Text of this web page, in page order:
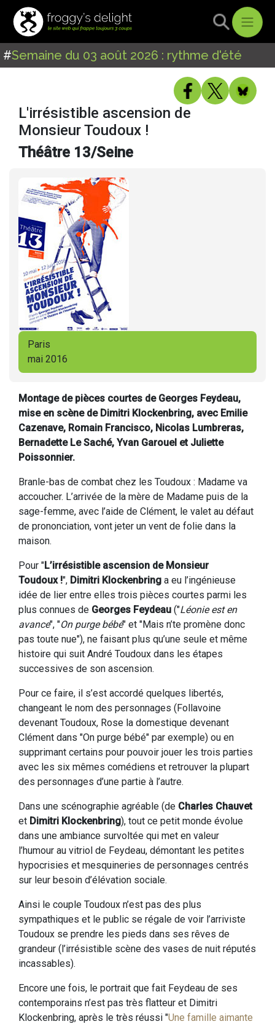
#Semaine du 03 août 2026 : rythme d'été
L'irrésistible ascension de
Monsieur Toudoux !
Théâtre 13/Seine
Paris
mai 2016
Montage de pièces courtes de Georges Feydeau,
mise en scène de Dimitri Klockenbring, avec Emilie
Cazenave, Romain Francisco, Nicolas Lumbreras,
Bernadette Le Saché, Yvan Garouel et Juliette
Poissonnier.
Branle-bas de combat chez les Toudoux : Madame va
accoucher. L’arrivée de la mère de Madame puis de la
sage-femme, avec l’aide de Clément, le valet au défaut
de prononciation, vont jeter un vent de folie dans la
maison.
Pour "L’irrésistible ascension de Monsieur
Toudoux !", Dimitri Klockenbring a eu l’ingénieuse
idée de lier entre elles trois pièces courtes parmi les
plus connues de Georges Feydeau ("Léonie est en
avance", "On purge bébé" et "Mais n’te promène donc
pas toute nue"), ne faisant plus qu’une seule et même
histoire qui suit André Toudoux dans les étapes
successives de son ascension.
Pour ce faire, il s’est accordé quelques libertés,
changeant le nom des personnages (Follavoine
devenant Toudoux, Rose la domestique devenant
Clément dans "On purge bébé" par exemple) ou en
supprimant certains pour pouvoir jouer les trois parties
avec les six mêmes comédiens et retrouver la plupart
des personnages d’une partie à l’autre.
Dans une scénographie agréable (de Charles Chauvet
et Dimitri Klockenbring), tout ce petit monde évolue
dans une ambiance survoltée qui met en valeur
l’humour au vitriol de Feydeau, démontant les petites
hypocrisies et mesquineries de personnages centrés
sur leur besoin d’élévation sociale.
Ainsi le couple Toudoux n’est pas des plus
sympathiques et le public se régale de voir l’arriviste
Toudoux se prendre les pieds dans ses rêves de
grandeur (l’irrésistible scène des vases de nuit réputés
incassables).
Encore une fois, le portrait que fait Feydeau de ses
contemporains n’est pas très flatteur et Dimitri
Klockenbring, après le très réussi "Une famille aimante